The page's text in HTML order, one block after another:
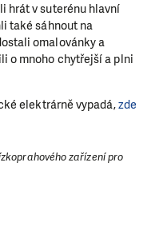
hrát v suterénu hlavní
také sáhnout na
omalovánky a
o mnoho chytřejší a plni
elektrárně vypadá,zde
zařízení pro